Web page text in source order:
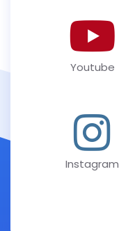
Youtube
Instagram